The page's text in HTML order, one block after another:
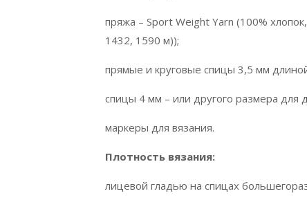
пряжа – Sport Weight Yarn (100%
1432, 1590 м));
прямые и круговые спицы 3,5 мм
спицы 4 мм – или другого размера для
маркеры для вязания.
Плотность вязания:
лицевой гладью на спицах